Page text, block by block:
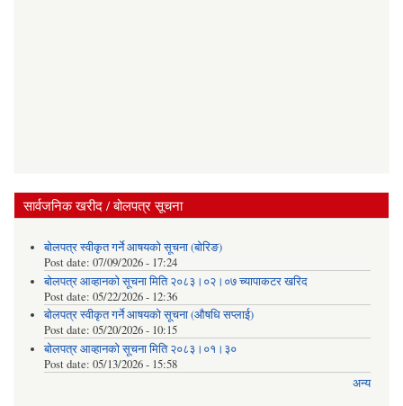
सार्वजनिक खरीद / बोलपत्र सूचना
बोलपत्र स्वीकृत गर्ने आषयको सूचना (बोरिङ)
Post date: 07/09/2026 - 17:24
बोलपत्र आव्हानको सूचना मिति २०८३।०२।०७ च्यापाकटर खरिद
Post date: 05/22/2026 - 12:36
बोलपत्र स्वीकृत गर्ने आषयको सूचना (औषधि सप्लाई)
Post date: 05/20/2026 - 10:15
बोलपत्र आव्हानको सूचना मिति २०८३।०१।३०
Post date: 05/13/2026 - 15:58
अन्य